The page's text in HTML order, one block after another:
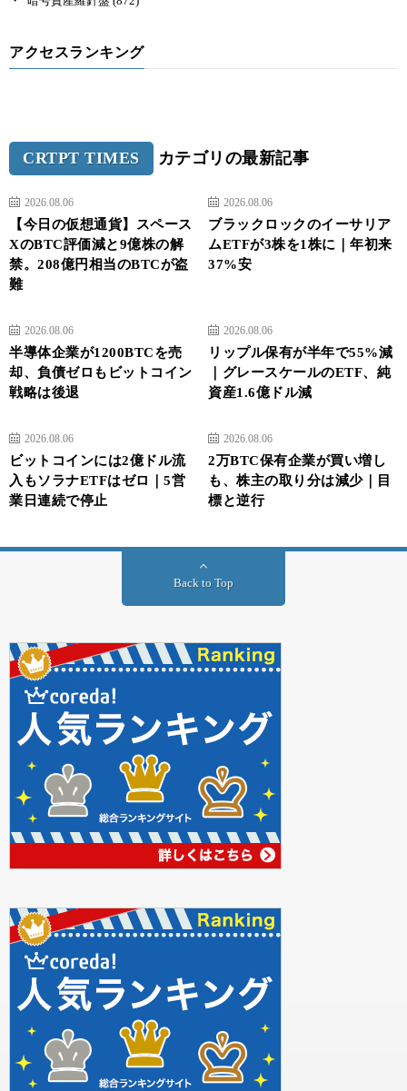
アクセスランキング
CRTPT TIMES カテゴリの最新記事
2026.08.06
【今日の仮想通貨】スペース
XのBTC評価減と9億株の解
禁。208億円相当のBTCが盗
難
2026.08.06
ブラックロックのイーサリア
ムETFが3株を1株に｜年初来
37%安
2026.08.06
半導体企業が1200BTCを売
却、負債ゼロもビットコイン
戦略は後退
2026.08.06
リップル保有が半年で55%減
｜グレースケールのETF、純
資産1.6億ドル減
2026.08.06
ビットコインには2億ドル流
入もソラナETFはゼロ｜5営
業日連続で停止
2026.08.06
2万BTC保有企業が買い増し
も、株主の取り分は減少｜目
標と逆行
Back to Top